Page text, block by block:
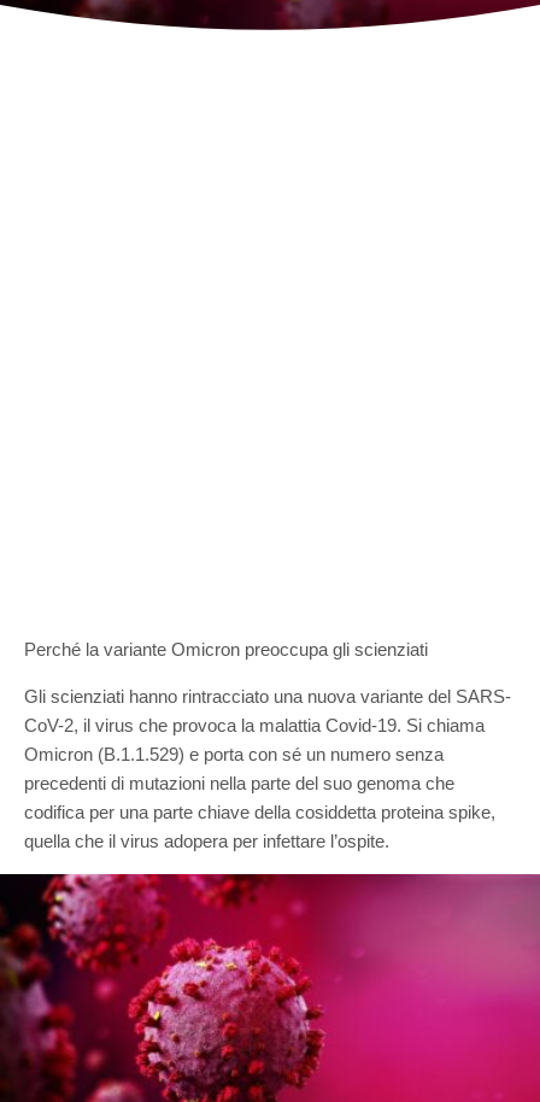
Perché la variante Omicron preoccupa gli scienziati
Gli scienziati hanno rintracciato una nuova variante del SARS-
CoV-2, il virus che provoca la malattia Covid-19. Si chiama
Omicron (B.1.1.529) e porta con sé un numero senza
precedenti di mutazioni nella parte del suo genoma che
codifica per una parte chiave della cosiddetta proteina spike,
quella che il virus adopera per infettare l’ospite.